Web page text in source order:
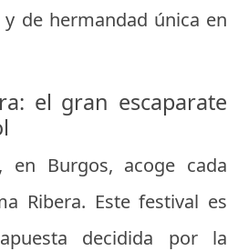
de hermandad única en
el gran escaparate
en Burgos, acoge cada
Ribera. Este festival es
decidida por la